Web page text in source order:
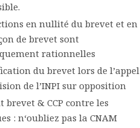
en nullité du brevet et en
de brevet sont
rationnelles
du brevet lors de l’appel
de l’INPI sur opposition
brevet & CCP contre les
: n‘oubliez pas la CNAM